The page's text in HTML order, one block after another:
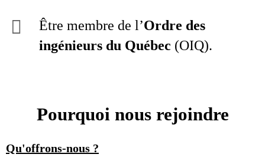
Être membre de l’Ordre des
ingénieurs du Québec (OIQ).
Pourquoi nous rejoindre
Qu'offrons-nous ?